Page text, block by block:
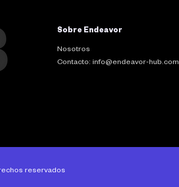
Sobre Endeavor
Nosotros
Contacto: info@endeavor-hub.com
reservados